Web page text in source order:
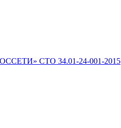
СТО 34.01-24-001-2015